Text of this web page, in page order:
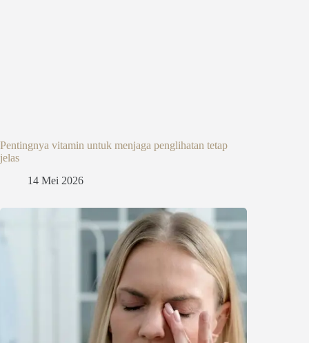
Pentingnya vitamin untuk menjaga penglihatan tetap
jelas
14 Mei 2026